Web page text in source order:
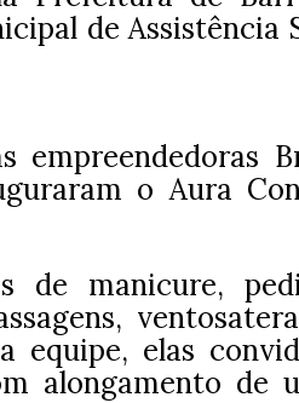
de Assistência
empreendedoras
o Aura
de manicure,
equipe, elas
alongamento de